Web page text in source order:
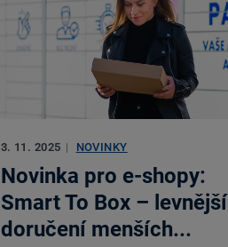
3. 11. 2025 | NOVINKY
Novinka pro e-shopy:
Smart To Box – levnější
doručení menších...